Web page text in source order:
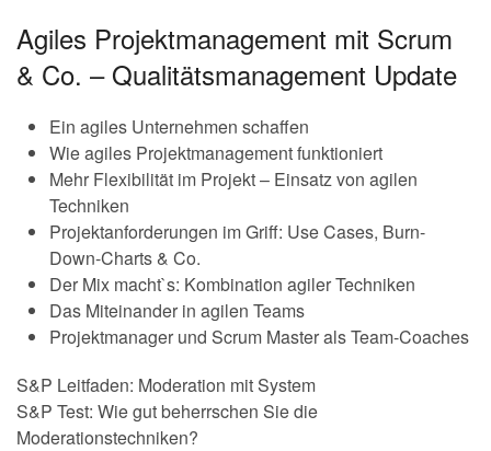
Agiles Projektmanagement mit Scrum
& Co. – Qualitätsmanagement Update
Ein agiles Unternehmen schaffen
Wie agiles Projektmanagement funktioniert
Mehr Flexibilität im Projekt – Einsatz von agilen
Techniken
Projektanforderungen im Griff: Use Cases, Burn-
Down-Charts & Co.
Der Mix macht`s: Kombination agiler Techniken
Das Miteinander in agilen Teams
Projektmanager und Scrum Master als Team-Coaches
S&P Leitfaden: Moderation mit System
S&P Test: Wie gut beherrschen Sie die
Moderationstechniken?